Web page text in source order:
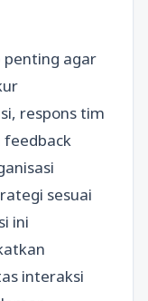
penting agar
respons tim
sesuai
ini
interaksi